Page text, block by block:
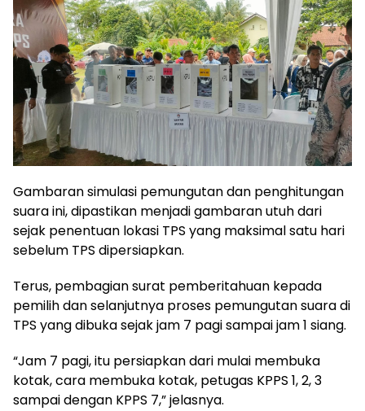
Gambaran simulasi pemungutan dan penghitungan
suara ini, dipastikan menjadi gambaran utuh dari
sejak penentuan lokasi TPS yang maksimal satu hari
sebelum TPS dipersiapkan.
Terus, pembagian surat pemberitahuan kepada
pemilih dan selanjutnya proses pemungutan suara di
TPS yang dibuka sejak jam 7 pagi sampai jam 1 siang.
“Jam 7 pagi, itu persiapkan dari mulai membuka
kotak, cara membuka kotak, petugas KPPS 1, 2, 3
sampai dengan KPPS 7,” jelasnya.